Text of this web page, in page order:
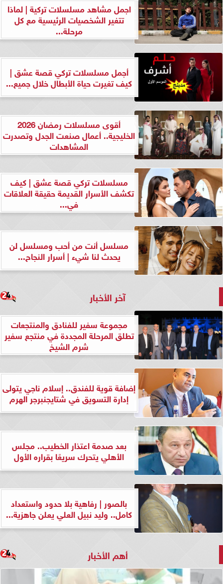
اجمل مشاهد مسلسلات تركية | لماذا
تتغير الشخصيات الرئيسية مع كل
مرحلة...
أجمل مسلسلات تركي قصة عشق |
كيف تغيرت حياة الأبطال خلال جميع...
أقوى مسلسلات رمضان 2026
الخليجية.. أعمال صنعت الجدل وتصدرت
المشاهدات
مسلسلات تركي قصة عشق | كيف
تكشف الأسرار القديمة حقيقة العلاقات
في...
مسلسل أنت من أحب ومسلسل لن
يحدث لنا شيء | أسرار النجاح...
آخر الأخبار
مجموعة سفير للفنادق والمنتجعات
تطلق المرحلة المجددة في منتجع سفير
شرم الشيخ
إضافة قوية للفندق.. إسلام ناجي يتولى
إدارة التسويق في شتايجنبرجر الهرم
بعد صدمة اعتذار الخطيب.. مجلس
الأهلي يتحرك سريعًا بقراره الأول
بالصور | رفاهية بلا حدود واستعداد
كامل.. وليد نبيل العلي يعلن جاهزية...
أهم الأخبار